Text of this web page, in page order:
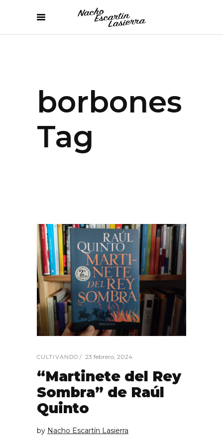
borbones
Tag
CULTIVANDO 23 febrero, 2024
“Martinete del Rey
Sombra” de Raúl
Quinto
by Nacho Escartín Lasierra